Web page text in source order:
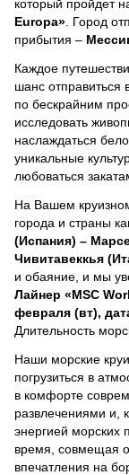
который пройдет
Europa» . Город
прибытия –
Каждое
шанс
по бескрайним
исследовать
наслаждаться
уникальные
любоваться
На Вашем
города и страны
(Испания) –
Чивитавеккья
и обаяние, и мы
Лайнер «MSC
февраля (вт),
Длительность
Наши морские
погрузиться в
в комфорте
развлечениями и,
энергией морских
время, совмещая
впечатления на